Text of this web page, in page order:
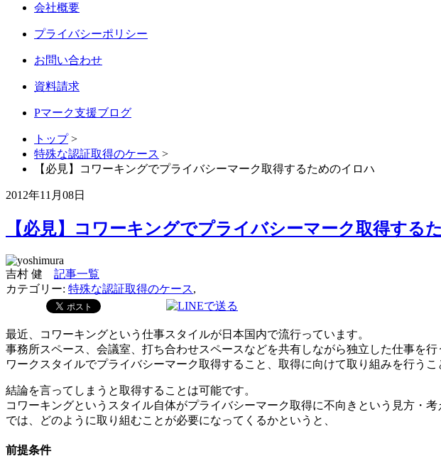
会社概要
プライバシーポリシー
お問い合わせ
資料請求
Pマーク支援ブログ
トップ>
特殊な認証取得のケース >
【必見】コワーキングでプライバシーマーク取得するためのイロハ
2012年11月08日
【必見】コワーキングでプライバシーマーク取得する
吉村 健 記事一覧
カテゴリー: 特殊な認証取得のケース,
最近、コワーキングという仕事スタイルが日本国内で流行っています。
事務所スペース、会議室、打ち合わせスペースなどを共有しながら独立した仕事を
ワークスタイルでプライバシーマーク取得すること、取得に向けて取り組みを行うこ
結論を言ってしまうと取得することは可能です。
コワーキングというスタイル自体がプライバシーマーク取得に不向きという見方・
では、どのように取り組むことが必要になってくるかというと、
前提条件